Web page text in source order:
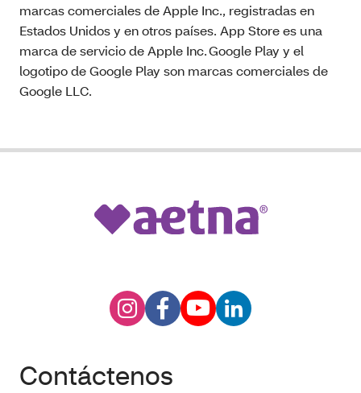
marcas comerciales de Apple Inc., registradas en
Estados Unidos y en otros países. App Store es una
marca de servicio de Apple Inc. Google Play y el
logotipo de Google Play son marcas comerciales de
Google LLC.
Contáctenos